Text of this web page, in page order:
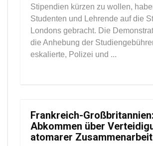
Stipendien kürzen zu wollen,
Studenten und Lehrende auf die
Londons gebracht. Die
die Anhebung der
eskalierte, Polizei und ...
Frankreich-
Abkommen über
atomarer Zusammenarbeit